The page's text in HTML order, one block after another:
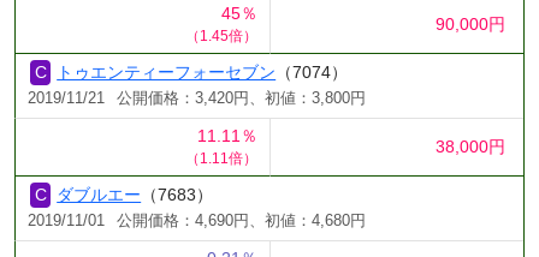
45％
（1.45倍）
90,000円
トゥエンティーフォーセブン （7074）
2019/11/21 公開価格：3,420円、初値：3,800円
11.11％
（1.11倍）
38,000円
ダブルエー （7683）
2019/11/01 公開価格：4,690円、初値：4,680円